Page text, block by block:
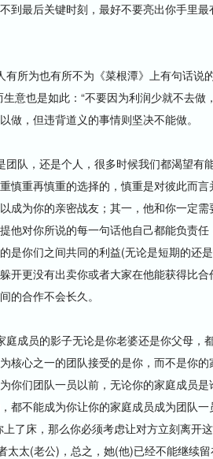
到最后关键时刻，最好不要亮出你手里
所为也有所不为《菜根潭》上有句话说
意也是如此：“不要因为利润少就不去做
做，但违背道义的事情则坚决不能做。
队，还是个人，很多时候我们都渴望有
慎重再慎重的选择的，慎重是对彼此而
成为你的亲密战友；其一，他和你一定
他对你所说的每一句话他自己都能负责
是你们之间共同的利益(无论是短期的还
开更没有出卖你或者大家在他能获得比
的合作不会长久。
成员的影子无论是你老婆还是你父母，
核心之一的团队接受的是你，而不是你
你们团队一员以前，无论你的家庭成员
都不能成为你让你的家庭成员成为团队
了床，那么你必须考虑让对方立刻离开
太太(老公)，总之，她(他)已经不能继续